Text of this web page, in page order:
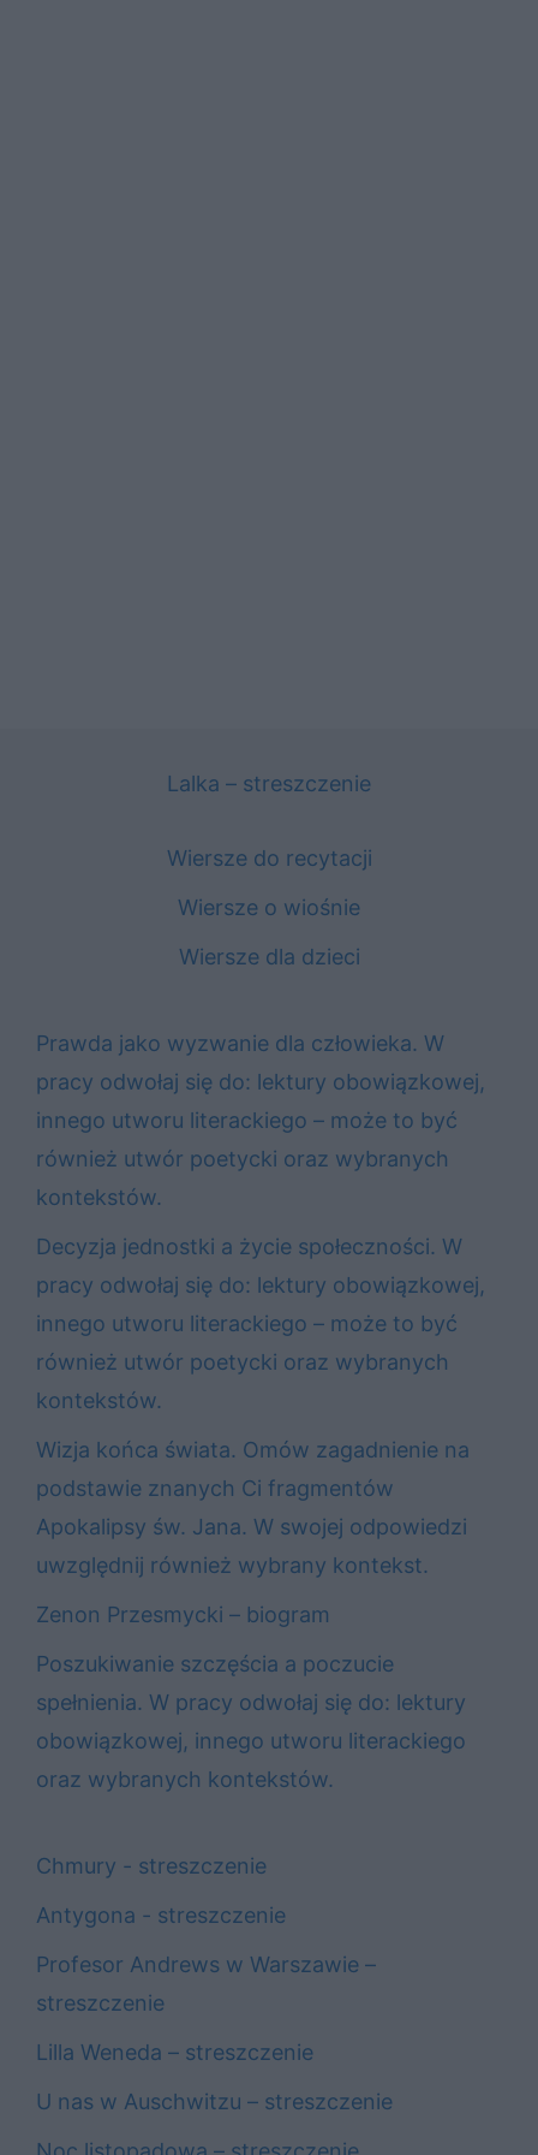
Lalka – streszczenie
Wiersze do recytacji
Wiersze o wiośnie
Wiersze dla dzieci
Prawda jako wyzwanie dla człowieka. W
pracy odwołaj się do: lektury obowiązkowej,
innego utworu literackiego – może to być
również utwór poetycki oraz wybranych
kontekstów.
Decyzja jednostki a życie społeczności. W
pracy odwołaj się do: lektury obowiązkowej,
innego utworu literackiego – może to być
również utwór poetycki oraz wybranych
kontekstów.
Wizja końca świata. Omów zagadnienie na
podstawie znanych Ci fragmentów
Apokalipsy św. Jana. W swojej odpowiedzi
uwzględnij również wybrany kontekst.
Zenon Przesmycki – biogram
Poszukiwanie szczęścia a poczucie
spełnienia. W pracy odwołaj się do: lektury
obowiązkowej, innego utworu literackiego
oraz wybranych kontekstów.
Chmury - streszczenie
Antygona - streszczenie
Profesor Andrews w Warszawie –
streszczenie
Lilla Weneda – streszczenie
U nas w Auschwitzu – streszczenie